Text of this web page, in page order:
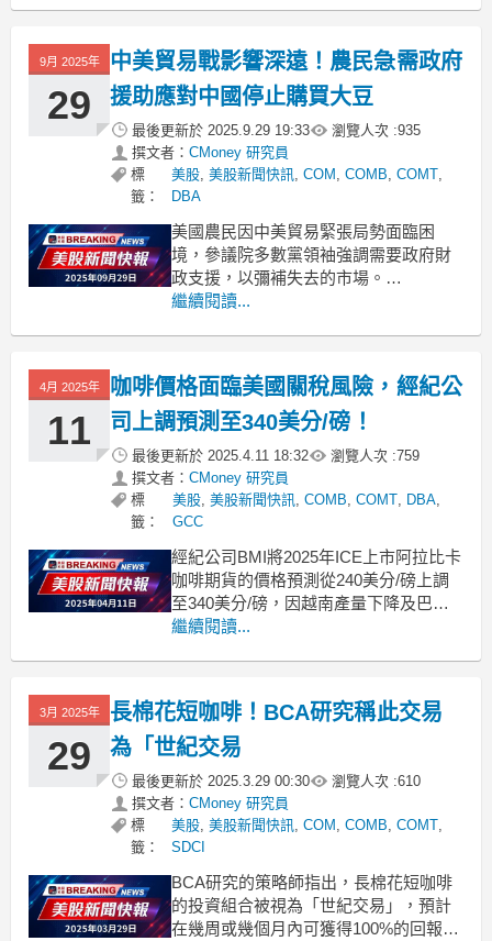
gap: 1rem !important;
9月 2025年
29
中美貿易戰影響深遠！農民急需政府
援助應對中國停止購買大豆
最後更新於 2025.9.29 19:33 瀏覽人次 :935
撰文者： CMoney 研究員
標
籤：
美股,美股新聞快訊,COM ,COMB,COMT,
DBA
美國農民因中美貿易緊張局勢面臨困
境，參議院多數黨領袖強調需要政府財
政支援，以彌補失去的市場。
.badgeprice-container {
gap: 1rem !important;
繼續閱讀...
4月 2025年
11
咖啡價格面臨美國關稅風險，經紀公
司上調預測至340美分/磅！
最後更新於 2025.4.11 18:32 瀏覽人次 :759
撰文者： CMoney 研究員
標
籤：
美股, 美股新聞快訊, COMB, COMT, DBA,
GCC
經紀公司BMI將2025年ICE上市阿拉比卡
咖啡期貨的價格預測從240美分/磅上調
至340美分/磅，因越南產量下降及巴西
收成不佳。隨著全球市場對咖啡需求的
要的價格預測修正。該公司將2025年的
價格預測從每磅240美分上調至34
繼續閱讀...
3月 2025年
29
長棉花短咖啡！BCA研究稱此交易
為「世紀交易
最後更新於 2025.3.29 00:30 瀏覽人次 :610
撰文者： CMoney 研究員
標
籤：
美股, 美股新聞快訊, COM , COMB, COMT,
SDCI
BCA研究的策略師指出，長棉花短咖啡
的投資組合被視為「世紀交易」，預計
在幾周或幾個月內可獲得100%的回報。